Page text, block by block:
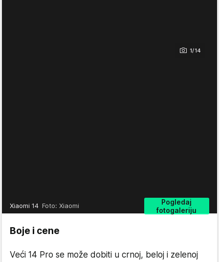
1/14
Pogledaj
fotogaleriju
Xiaomi 14 Foto: Xiaomi
Boje i cene
Veći 14 Pro se može dobiti u crnoj, beloj i zelenoj